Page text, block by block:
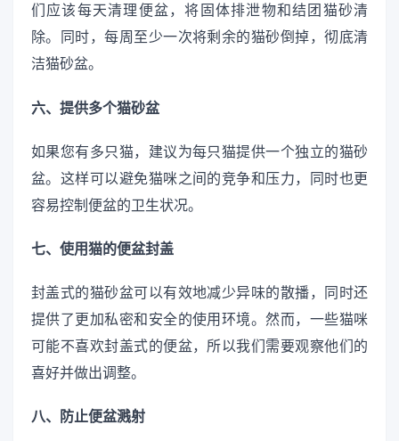
们应该每天清理便盆，将固体排泄物和结团猫砂清
除。同时，每周至少一次将剩余的猫砂倒掉，彻底清
洁猫砂盆。
六、提供多个猫砂盆
如果您有多只猫，建议为每只猫提供一个独立的猫砂
盆。这样可以避免猫咪之间的竞争和压力，同时也更
容易控制便盆的卫生状况。
七、使用猫的便盆封盖
封盖式的猫砂盆可以有效地减少异味的散播，同时还
提供了更加私密和安全的使用环境。然而，一些猫咪
可能不喜欢封盖式的便盆，所以我们需要观察他们的
喜好并做出调整。
八、防止便盆溅射